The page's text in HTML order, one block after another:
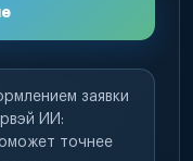
заявки
ИИ:
точнее